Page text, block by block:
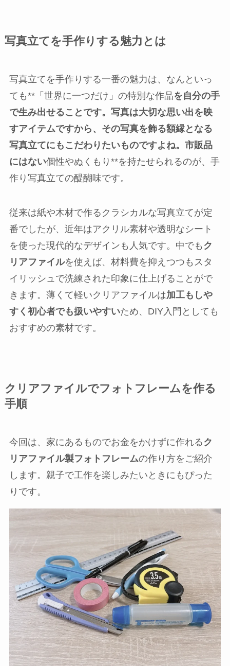
写真立てを手作りする魅力とは
写真立てを手作りする一番の魅力は、なんといっ
ても**「世界に一つだけ」の特別な作品を自分の手
で生み出せることです。写真は大切な思い出を映
すアイテムですから、その写真を飾る額縁となる
写真立てにもこだわりたいものですよね。市販品
にはない個性やぬくもり**を持たせられるのが、手
作り写真立ての醍醐味です。
従来は紙や木材で作るクラシカルな写真立てが定
番でしたが、近年はアクリル素材や透明なシート
を使った現代的なデザインも人気です。中でも ク
リアファイルを使えば、材料費を抑えつつもスタ
イリッシュで洗練された印象に仕上げることがで
きます。薄くて軽いクリアファイルは加工もしや
すく初心者でも扱いやすいため、DIY入門としても
おすすめの素材です。
クリアファイルでフォトフレームを作る
手順
今回は、家にあるものでお金をかけずに作れるク
リアファイル製フォトフレームの作り方をご紹介
します。親子で工作を楽しみたいときにもぴった
りです。